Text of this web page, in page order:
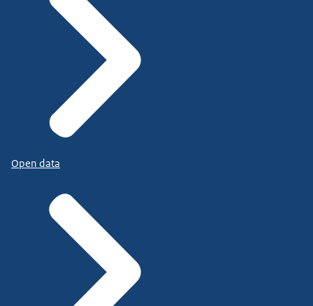
Open data